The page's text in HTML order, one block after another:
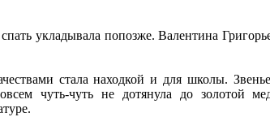
укладывала попозже. Валентина
стала находкой и для школы.
чуть-чуть не дотянула до золотой